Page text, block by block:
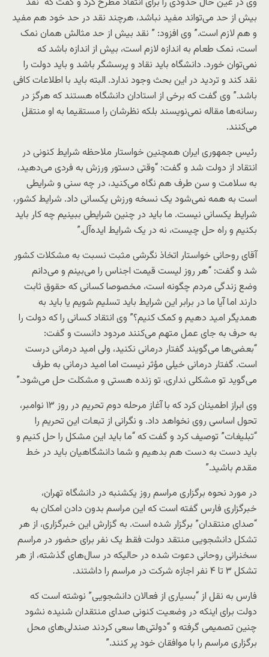
بیش از حد می‌تواند مفید نباشد، هرچند نقد در حد خود هم مفید
و هم لازم است.” وی افزود: ” نقد بیش از حد مثالش همان نمک
است، نمک طعام به اندازه لازم است، بیش از اندازه باشد که
نمی‌توان خورد. دانشگاه باید نقاد و پرسشگر باشد و باید دولت را
نقد کند و تردید در این بحث وجود ندارد. البته باید با اطلاعات کافی
باشد.” وی گفت که برخی از استادان دانشگاه هستند که هرگز در
رسانه‌ها مقاله نمی‌نویسند بلکه نظرشان را مستقیما به او منتقل
می‌کنند.
رئیس جمهوری ایران همچنین خواستار ملاحظه شرایط کنونی در
انتقاد از دولت شد و گفت: “وقتی دستور ورزش به فردی می‌دهید،
به سلامت و سن طرف هم نگاه می‌کنید، در چه سنی و شرایطی
است به همه نمی‌شود یک نسخه ورزش یکسانی داد. شرایط کشور،
شرایط یکسانی نیست. ما باید در چنین شرایطی ببینیم چه کار باید
بکنیم و راه حل چیست، نه در یک شرایط ایده‌آل.”
آقای روحانی خواستار اتخاذ نگرشی مثبت نسبت به مشکلات کشور
شد و گفت: “هر روز لیست قیمت اجناس را می‌بینم و می‌دانم
وضع زندگی مردم چگونه است، مخصوصا کسانی که حقوق ثابت
دارند اما آیا ما در برابر این شرایط باید تسلیم شویم یا باید به
همدیگر امید دهیم و کمک کنیم؟” وی انتقاد کسانی را که دولت را
به حرف به جای عمل متهم می‌کنند مردود دانست و گفت:
“بعضی‌ها می‌گویند گفتار درمانی نکنید، ولی امید درمانی درست
است. گفتار درمانی خیلی مؤثر نیست اما امید درمانی به طرف
می‌گوید تو مشکلی نداری، تو زنده هستی و مشکلت حل می‌شود.”
وی ابراز اطمینان کرد که با آغاز مرحله دوم تحریم در روز ١٣ نوامبر،
تحول اساسی روی نخواهد داد. و نگرانی از تبعات این تحریم را
“تبلیغات” توصیف کرد و گفت که “ما باید این مشکل را حل کنیم و
باید دست به دست هم بدهیم و شما دانشگاهیان باید در خط
مقدم باشید.”
در مورد نحوه برگزاری مراسم روز یکشنبه در دانشگاه تهران،
خبرگزاری فارس گفته است که این مراسم بدون دادن امکان به
“صدای منتقدان” برگزار شده است. به گزارش این خبرگزاری، از هر
تشکل‌ دانشجویی منتقد دولت فقط یک نفر برای حضور در مراسم
سخنرانی روحانی دعوت شده در حالیکه در سال‌های گذشته، از هر
تشکل ٣ تا ۴ نفر اجازه شرکت در مراسم را داشتند.
فارس به نقل از “بسیاری از فعالان دانشجویی” نوشته است که
دولت برای اینکه در وضعیت کنونی صدای منتقدان شنیده نشود
چنین تصمیمی گرفته و “دولتی‌ها سعی کردند صندلی‌های محل
برگزاری مراسم را با موافقان خود پر کنند.”